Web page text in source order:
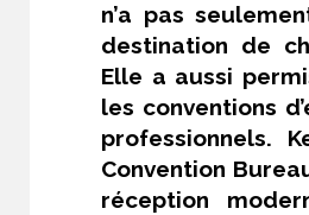
n’a pas
destination de
Elle a aussi
les conventions
professionnels.
Convention
réception